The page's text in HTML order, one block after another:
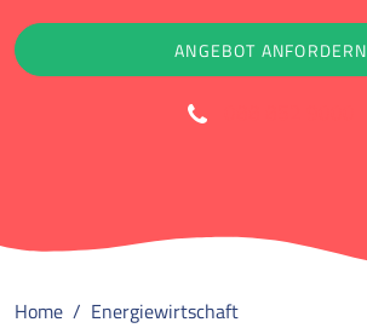
ANGEBOT ANFORDERN
Home Energiewirtschaft